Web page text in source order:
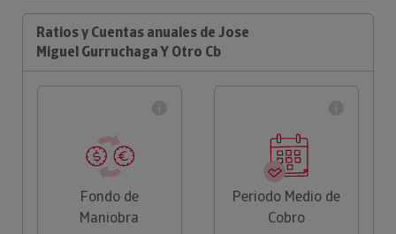
Ratios y Cuentas anuales de Jose
Miguel Gurruchaga Y Otro Cb
Fondo de
Maniobra
Periodo Medio de
Cobro